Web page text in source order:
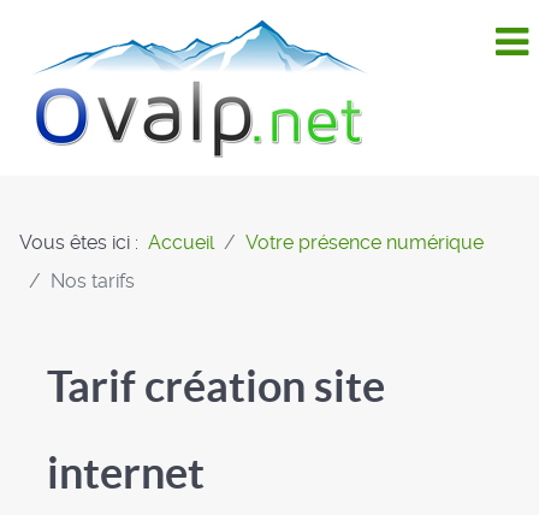
Vous êtes ici : Accueil
Votre présence numérique
Nos tarifs
Tarif création site
internet